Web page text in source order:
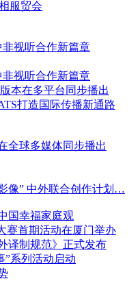
服贸会
视听合作新篇章
视听合作新篇章
本在多平台同步播出
打造国际传播新通路
全球多媒体同步播出
像” 中外联合创作计划…
国幸福家庭观
赛首期活动在厦门举办
译制规范》正式发布
”系列活动启动